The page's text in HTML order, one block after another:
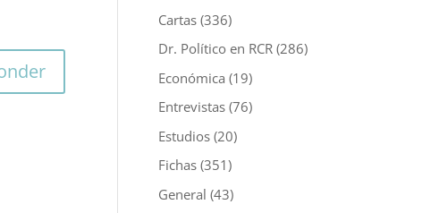
Cartas (336)
Dr. Político en RCR (286)
Económica (19)
Entrevistas (76)
Estudios (20)
Fichas (351)
General (43)